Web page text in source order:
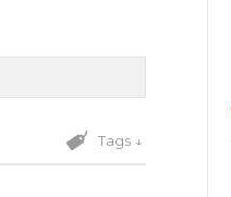
Tags ↓